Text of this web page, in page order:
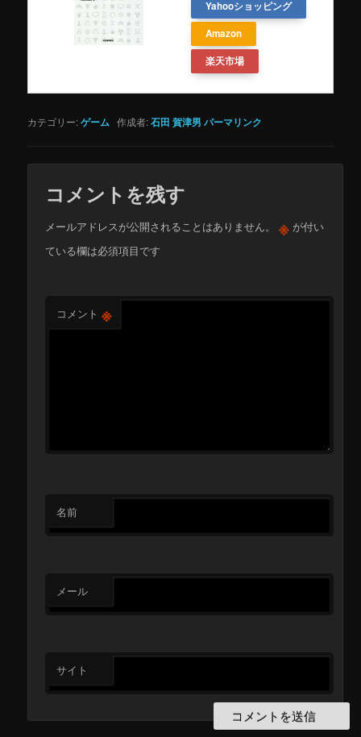
Yahooショッピング
Amazon
楽天市場
カテゴリー:ゲーム 作成者:石田 賀津男 パーマリンク
コメントを残す
メールアドレスが公開されることはありません。 ※ が付い
ている欄は必須項目です
コメント ※
名前
メール
サイト